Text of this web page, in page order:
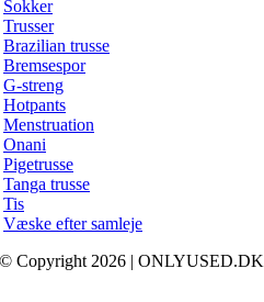
Sokker
Trusser
Brazilian trusse
Bremsespor
G-streng
Hotpants
Menstruation
Onani
Pigetrusse
Tanga trusse
Tis
Væske efter samleje
© Copyright 2026 | ONLYUSED.DK